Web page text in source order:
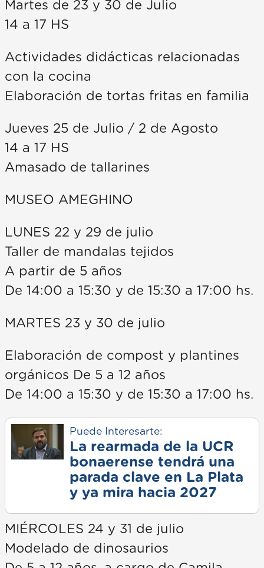
Martes de 23 y 30 de Julio
14 a 17 HS
Actividades didácticas relacionadas
con la cocina
Elaboración de tortas fritas en familia
Jueves 25 de Julio / 2 de Agosto
14 a 17 HS
Amasado de tallarines
MUSEO AMEGHINO
LUNES 22 y 29 de julio
Taller de mandalas tejidos
A partir de 5 años
De 14:00 a 15:30 y de 15:30 a 17:00 hs.
MARTES 23 y 30 de julio
Elaboración de compost y plantines
orgánicos De 5 a 12 años
De 14:00 a 15:30 y de 15:30 a 17:00 hs.
Puede Interesarte:
La rearmada de la UCR
bonaerense tendrá una
parada clave en La Plata
y ya mira hacia 2027
MIÉRCOLES 24 y 31 de julio
Modelado de dinosaurios